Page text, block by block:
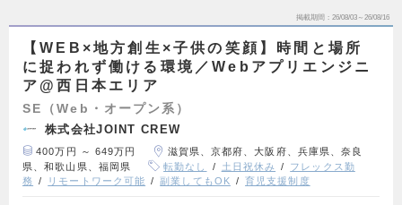
掲載期間 26/08/03～26/08/16
【WEB×地方創生×子供の笑顔】時間と場所
に捉われず働ける環境／Webアプリエンジニ
ア@西日本エリア
SE（Web・オープン系）
株式会社JOINT CREW
400万円 ～ 649万円
滋賀県、京都府、大阪府、兵庫県、奈良
県、和歌山県、福岡県
転勤なし 土日祝休み
フレックス勤
務
リモートワーク可能 副業してもOK 育児支援制度